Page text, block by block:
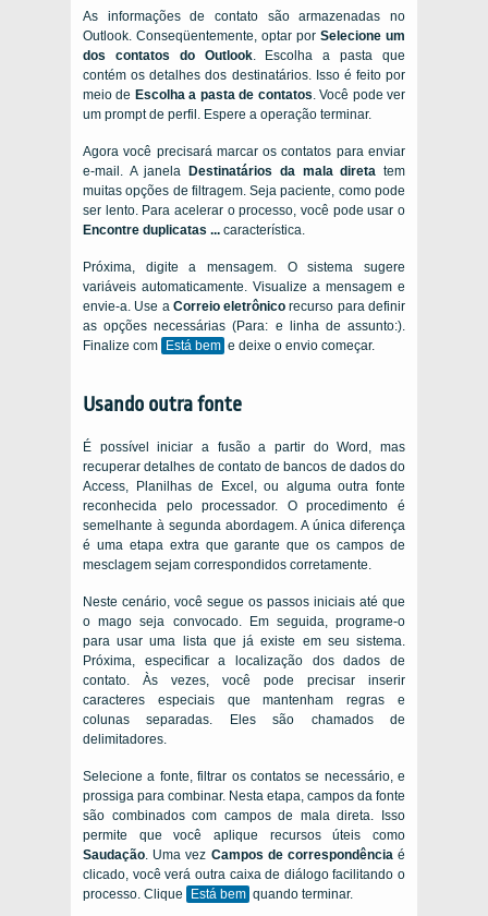
As informações de contato são armazenadas no
Outlook. Conseqüentemente, optar por Selecione um
dos contatos do Outlook. Escolha a pasta que
contém os detalhes dos destinatários. Isso é feito por
meio de Escolha a pasta de contatos . Você pode ver
um prompt de perfil. Espere a operação terminar.
Agora você precisará marcar os contatos para enviar
e-mail. A janelaDestinatários da mala direta tem
muitas opções de filtragem. Seja paciente, como pode
ser lento. Para acelerar o processo, você pode usar o
Encontre duplicatas ... característica.
Próxima, digite a mensagem. O sistema sugere
variáveis ​​automaticamente. Visualize a mensagem e
envie-a. Use a Correio eletrônico recurso para definir
as opções necessárias (Para: e linha de assunto:).
Finalize com Está bem e deixe o envio começar.
Usando outra fonte
É possível iniciar a fusão a partir do Word, mas
recuperar detalhes de contato de bancos de dados do
Access, Planilhas de Excel, ou alguma outra fonte
reconhecida pelo processador. O procedimento é
semelhante à segunda abordagem. A única diferença
é uma etapa extra que garante que os campos de
mesclagem sejam correspondidos corretamente.
Neste cenário, você segue os passos iniciais até que
o mago seja convocado. Em seguida, programe-o
para usar uma lista que já existe em seu sistema.
Próxima, especificar a localização dos dados de
contato. Às vezes, você pode precisar inserir
caracteres especiais que mantenham regras e
colunas separadas. Eles são chamados de
delimitadores.
Selecione a fonte, filtrar os contatos se necessário, e
prossiga para combinar. Nesta etapa, campos da fonte
são combinados com campos de mala direta. Isso
permite que você aplique recursos úteis como
Saudação . Uma vez Campos de correspondência é
clicado, você verá outra caixa de diálogo facilitando o
processo. Clique
Está bem quando terminar.